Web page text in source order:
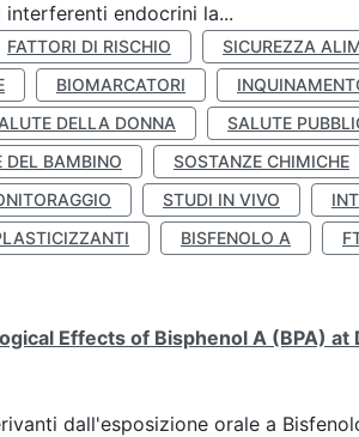
endocrini la...
FATTORI DI RISCHIO
SICUREZZA
BIOMARCATORI
DELLA DONNA SALUTE
DEL BAMBINO
SOSTANZE CHIMICHE
STUDI IN VIVO
BISFENOLO A
Effects of Bisphenol A (BPA) at
dall'esposizione orale a